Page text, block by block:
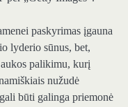
paskyrimas įgauna
lyderio sūnus, bet,
aukos palikimu, kurį
nužudė
būti galinga priemonė